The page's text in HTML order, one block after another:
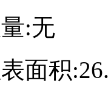
:无
面积